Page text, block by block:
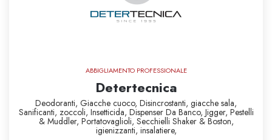
ABBIGLIAMENTO PROFESSIONALE
Detertecnica
Deodoranti, Giacche cuoco, Disincrostanti, giacche sala,
Sanificanti, zoccoli, Insetticida, Dispenser Da Banco, Jigger, Pestelli
& Muddler, Portatovaglioli, Secchielli Shaker & Boston,
igienizzanti, insalatiere,